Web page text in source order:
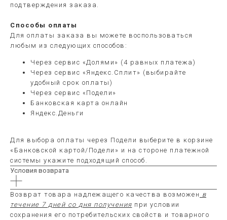
подтверждения заказа.
Способы оплаты
Для оплаты заказа вы можете воспользоваться
любым из следующих способов:
Через сервис «Долями» (4 равных платежа)
Через сервис «Яндекс.Сплит» (выбирайте
удобный срок оплаты)
Через сервис «Подели»
Банковская карта онлайн
Яндекс.Деньги
Для выбора оплаты через Подели выберите в корзине
«Банковской картой/Подели» и на стороне платежной
системы укажите подходящий способ.
Условия возврата
Возврат товара надлежащего качества возможен в
течение 7 дней со дня получения при условии
сохранения его потребительских свойств и товарного